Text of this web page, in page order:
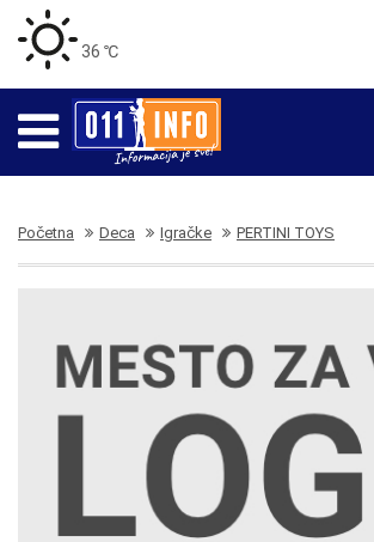
36 ℃
Početna Deca Igračke PERTINI TOYS